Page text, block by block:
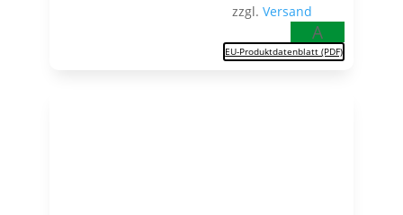
zzgl.Versand
A
EU-Produktdatenblatt (PDF)